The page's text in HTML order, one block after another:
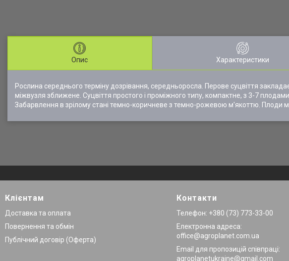
Опис Характеристики
Рослина середнього терміну дозрівання, середньоросла. Перове суцвіття
міжвузля зближене. Суцвіття простого і проміжного типу, компактне, з 3-7
Забарвлення в зрілому стані темно-коричневе з темно-рожевою м'якоттю. Плоди
Клієнтам
Доставка та оплата
Повернення та обмін
Публічний договір (Оферта)
Контакти
Телефон: +380 (73) 773-33-00
Електронна адреса:
office@agroplanet.com.ua
Email для пропозицій співпраці:
agroplanetukraine@gmail.com